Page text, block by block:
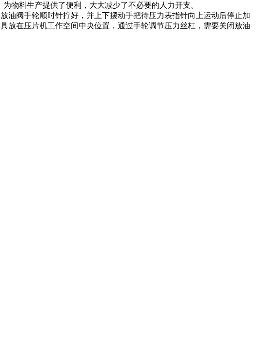
物料生产提供了便利，大大减少了不必要的人力开支。
阀手轮顺时针拧好，并上下摆动手把待压力表指针向上运动后停止加
放在压片机工作空间中央位置，通过手轮调节压力丝杠，需要关闭放油